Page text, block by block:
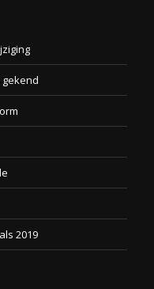
gekend
2019